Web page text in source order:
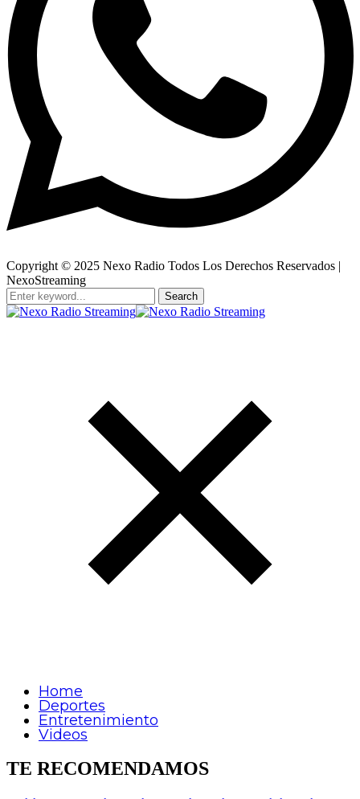
Copyright © 2025 Nexo Radio Todos Los Derechos Reservados |
NexoStreaming
Search
Home
Deportes
Entretenimiento
Videos
TE RECOMENDAMOS